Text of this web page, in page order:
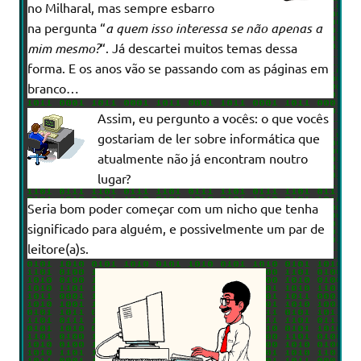
no Milharal, mas sempre esbarro
na pergunta “a quem isso interessa se não apenas a
mim mesmo?“. Já descartei muitos temas dessa
forma. E os anos vão se passando com as páginas em
branco…
Assim, eu pergunto a vocês: o que vocês
gostariam de ler sobre informática que
atualmente não já encontram noutro
lugar?
Seria bom poder começar com um nicho que tenha
significado para alguém, e possivelmente um par de
leitore(a)s.